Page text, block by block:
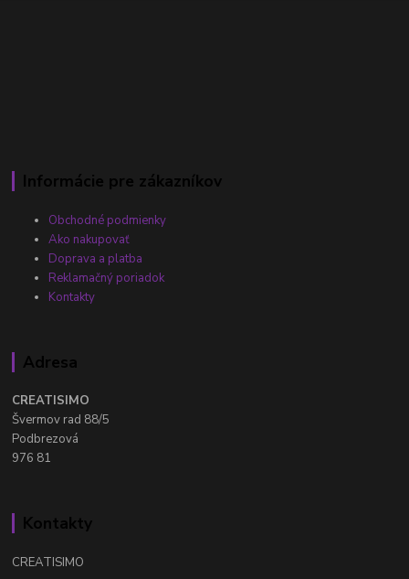
Informácie pre zákazníkov
Obchodné podmienky
Ako nakupovať
Doprava a platba
Reklamačný poriadok
Kontakty
Adresa
CREATISIMO
Švermov rad 88/5
Podbrezová
976 81
Kontakty
CREATISIMO